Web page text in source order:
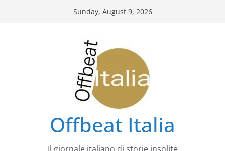
Sunday, August 9, 2026
Offbeat Italia